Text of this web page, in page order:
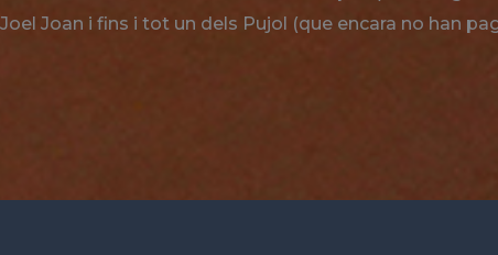
Joel Joan i fins i tot un dels Pujol (que encara no han